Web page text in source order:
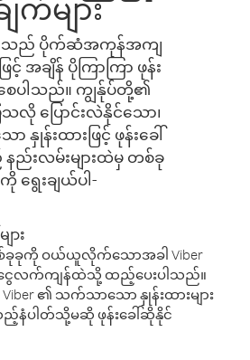
ျက်များ
သည် ပိုက်ဆံအကုန်အကျ
င့် အချိန် ပိုကြာကြာ ဖုန်း
စေပါသည်။ ကျွန်ုပ်တို့၏
လို ပြောင်းလဲနိုင်သော၊
နှုန်းထားဖြင့် ဖုန်းခေါ်
းလမ်းများထဲမှ တစ်ခု
ကို ရွေးချယ်ပါ-
ား
ခုကို ဝယ်ယူလိုက်သောအခါ Viber
ေလက်ကျန်ထဲသို့ ထည့်ပေးပါသည်။
၏ သက်သာသော နှုန်းထားများ
ည့်နံပါတ်သို့မဆို ဖုန်းခေါ်ဆိုနိုင်